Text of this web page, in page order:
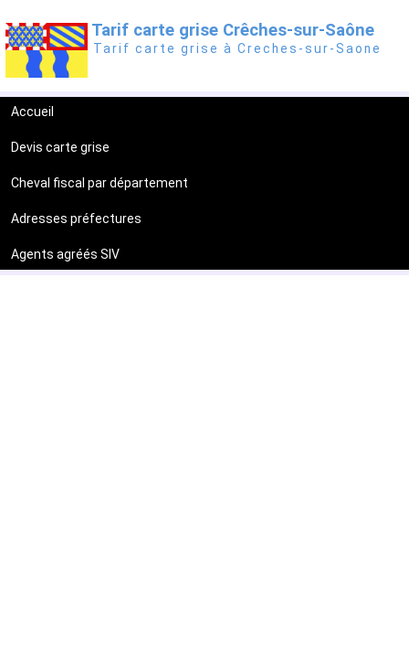
Tarif carte grise Crêches-sur-Saône
Tarif carte grise à Creches-sur-Saone
Accueil
Devis carte grise
Cheval fiscal par département
Adresses préfectures
Agents agréés SIV